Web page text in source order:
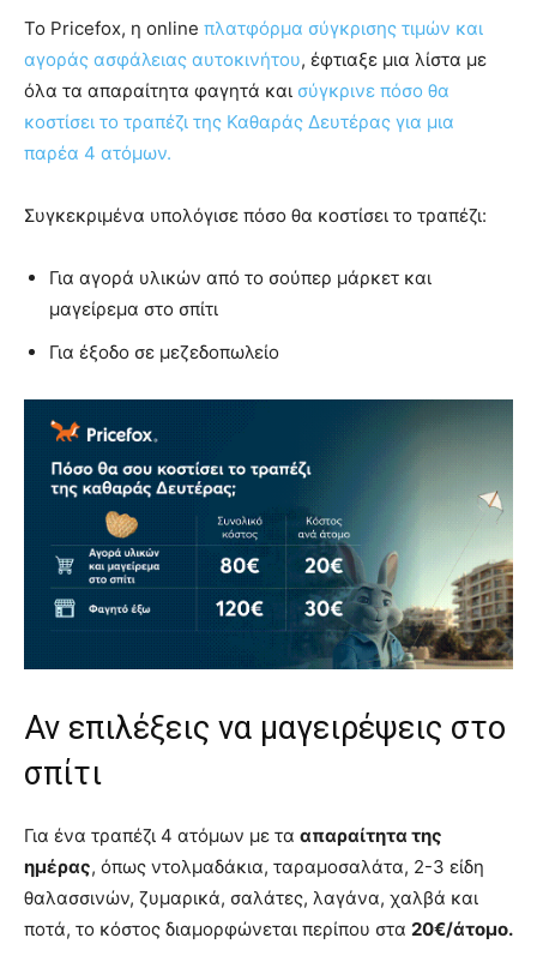
Το Pricefox, η online πλατφόρμα σύγκρισης τιμών και
αγοράς ασφάλειας αυτοκινήτου, έφτιαξε μια λίστα με
όλα τα απαραίτητα φαγητά και σύγκρινε πόσο θα
κοστίσει το τραπέζι της Καθαράς Δευτέρας για μια
παρέα 4 ατόμων.
Συγκεκριμένα υπολόγισε πόσο θα κοστίσει το τραπέζι:
Για αγορά υλικών από το σούπερ μάρκετ και
μαγείρεμα στο σπίτι
Για έξοδο σε μεζεδοπωλείο
Αν επιλέξεις να μαγειρέψεις στο
σπίτι
Για ένα τραπέζι 4 ατόμων με τα απαραίτητα της
ημέρας, όπως ντολμαδάκια, ταραμοσαλάτα, 2-3 είδη
θαλασσινών, ζυμαρικά, σαλάτες, λαγάνα, χαλβά και
ποτά, το κόστος διαμορφώνεται περίπου στα 20€/άτομο.